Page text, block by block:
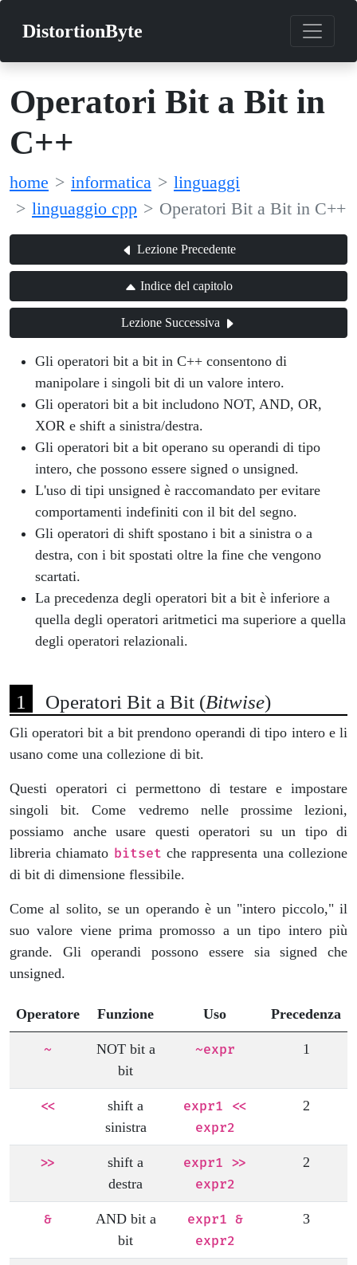
DistortionByte
Operatori Bit a Bit in
C++
home informatica
linguaggi
linguaggio cpp
Operatori Bit a Bit in C++
Lezione Precedente
Indice del capitolo
Lezione Successiva
Gli operatori bit a bit in C++ consentono di
manipolare i singoli bit di un valore intero.
Gli operatori bit a bit includono NOT, AND, OR,
XOR e shift a sinistra/destra.
Gli operatori bit a bit operano su operandi di tipo
intero, che possono essere signed o unsigned.
L'uso di tipi unsigned è raccomandato per evitare
comportamenti indefiniti con il bit del segno.
Gli operatori di shift spostano i bit a sinistra o a
destra, con i bit spostati oltre la fine che vengono
scartati.
La precedenza degli operatori bit a bit è inferiore a
quella degli operatori aritmetici ma superiore a quella
degli operatori relazionali.
Operatori Bit a Bit (Bitwise)
Gli operatori bit a bit prendono operandi di tipo intero e li
usano come una collezione di bit.
Questi operatori ci permettono di testare e impostare
singoli bit. Come vedremo nelle prossime lezioni,
possiamo anche usare questi operatori su un tipo di
libreria chiamato bitset che rappresenta una collezione
di bit di dimensione flessibile.
Come al solito, se un operando è un "intero piccolo," il
suo valore viene prima promosso a un tipo intero più
grande. Gli operandi possono essere sia signed che
unsigned.
Operatore Funzione Uso Precedenza
~
NOT bit a
bit
~expr 1
<<
shift a
sinistra
expr1 <<
expr2
2
>>
shift a
destra
expr1 >>
expr2
2
&
AND bit a
bit
expr1 &
expr2
3